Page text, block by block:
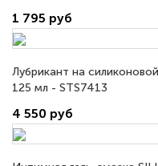
1 795 руб
Лубрикант на
125 мл - STS7413
4 550 руб